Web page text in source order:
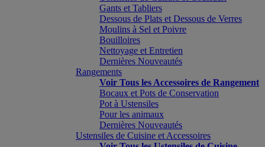
Gants et Tabliers
Dessous de Plats et Dessous de Verres
Moulins à Sel et Poivre
Bouilloires
Nettoyage et Entretien
Dernières Nouveautés
Rangements
Voir Tous les Accessoires de Rangement
Bocaux et Pots de Conservation
Pot à Ustensiles
Pour les animaux
Dernières Nouveautés
Ustensiles de Cuisine et Accessoires